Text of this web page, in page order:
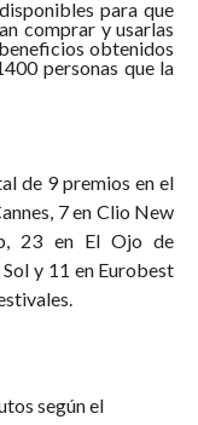
para que
comprar y usarlas
obtenidos
personas que la
de 9 premios en el
7 en Clio New
23 en El Ojo de
y 11 en Eurobest
según el